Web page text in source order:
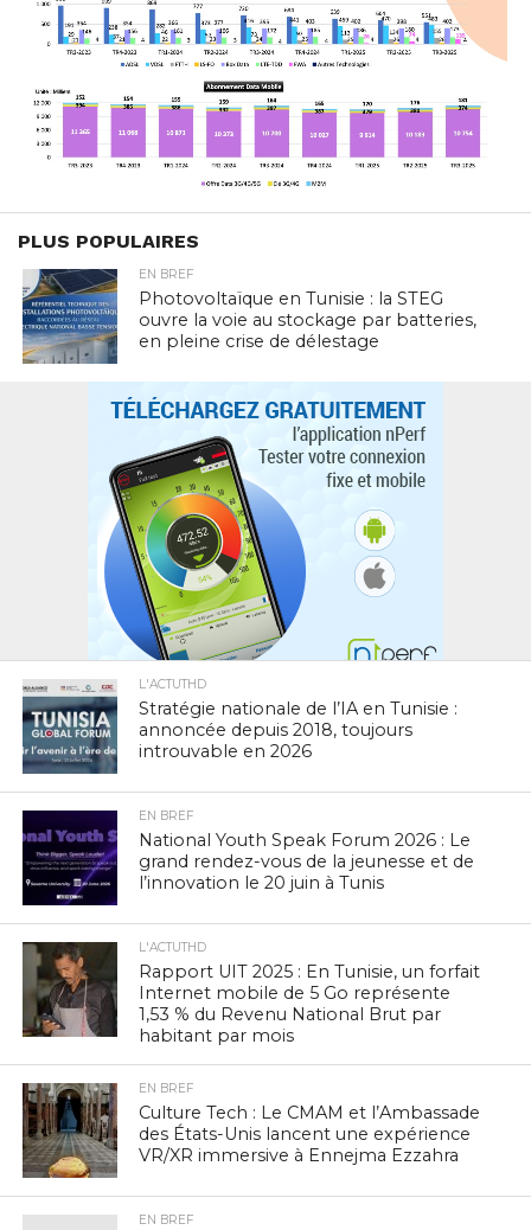
PLUS POPULAIRES
EN BREF
Photovoltaïque en Tunisie : la STEG
ouvre la voie au stockage par batteries,
en pleine crise de délestage
L'ACTUTHD
Stratégie nationale de l’IA en Tunisie :
annoncée depuis 2018, toujours
introuvable en 2026
EN BREF
National Youth Speak Forum 2026 : Le
grand rendez-vous de la jeunesse et de
l’innovation le 20 juin à Tunis
L'ACTUTHD
Rapport UIT 2025 : En Tunisie, un forfait
Internet mobile de 5 Go représente
1,53 % du Revenu National Brut par
habitant par mois
EN BREF
Culture Tech : Le CMAM et l’Ambassade
des États-Unis lancent une expérience
VR/XR immersive à Ennejma Ezzahra
EN BREF